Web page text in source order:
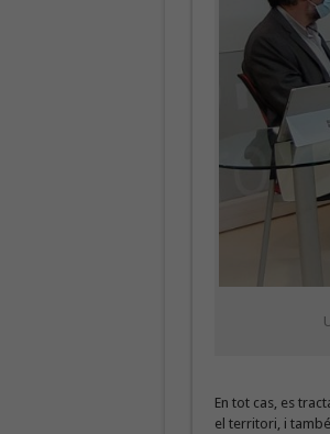
En tot cas, es
el territori, i